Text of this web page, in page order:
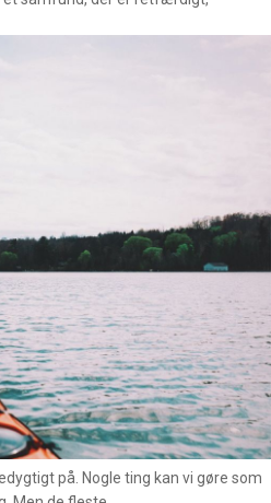
på. Nogle ting kan vi gøre som